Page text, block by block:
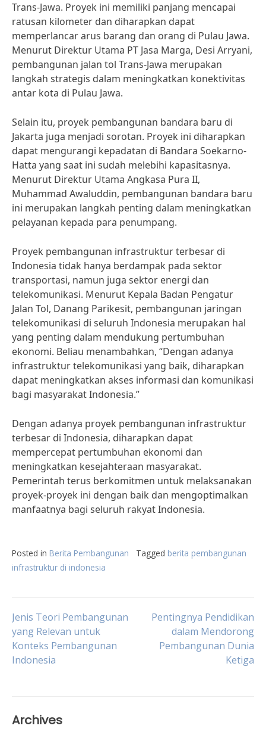
Trans-Jawa. Proyek ini memiliki panjang mencapai
ratusan kilometer dan diharapkan dapat
memperlancar arus barang dan orang di Pulau Jawa.
Menurut Direktur Utama PT Jasa Marga, Desi Arryani,
pembangunan jalan tol Trans-Jawa merupakan
langkah strategis dalam meningkatkan konektivitas
antar kota di Pulau Jawa.
Selain itu, proyek pembangunan bandara baru di
Jakarta juga menjadi sorotan. Proyek ini diharapkan
dapat mengurangi kepadatan di Bandara Soekarno-
Hatta yang saat ini sudah melebihi kapasitasnya.
Menurut Direktur Utama Angkasa Pura II,
Muhammad Awaluddin, pembangunan bandara baru
ini merupakan langkah penting dalam meningkatkan
pelayanan kepada para penumpang.
Proyek pembangunan infrastruktur terbesar di
Indonesia tidak hanya berdampak pada sektor
transportasi, namun juga sektor energi dan
telekomunikasi. Menurut Kepala Badan Pengatur
Jalan Tol, Danang Parikesit, pembangunan jaringan
telekomunikasi di seluruh Indonesia merupakan hal
yang penting dalam mendukung pertumbuhan
ekonomi. Beliau menambahkan, “Dengan adanya
infrastruktur telekomunikasi yang baik, diharapkan
dapat meningkatkan akses informasi dan komunikasi
bagi masyarakat Indonesia.”
Dengan adanya proyek pembangunan infrastruktur
terbesar di Indonesia, diharapkan dapat
mempercepat pertumbuhan ekonomi dan
meningkatkan kesejahteraan masyarakat.
Pemerintah terus berkomitmen untuk melaksanakan
proyek-proyek ini dengan baik dan mengoptimalkan
manfaatnya bagi seluruh rakyat Indonesia.
Posted in Berita Pembangunan Tagged berita pembangunan
infrastruktur di indonesia
Post
navigation
Jenis Teori Pembangunan
yang Relevan untuk
Konteks Pembangunan
Indonesia
Pentingnya Pendidikan
dalam Mendorong
Pembangunan Dunia
Ketiga
Archives